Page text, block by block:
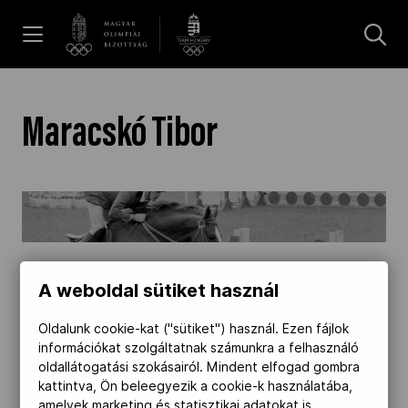
Dakar 2026
Los Angeles 2028
MOB
Maracskó Tibor
A focipályától a moszkvai olimpia ezüstjéig –
Maracskó Tibor 75 éves" />
A focipályától a moszkvai olimpia ezüstjéig –
Maracskó Tibor 75 éves
Akár még válogatott labdarúgó is lehetett
A weboldal sütiket használ
Oldalunk cookie-kat ("sütiket") használ. Ezen fájlok
információkat szolgáltatnak számunkra a felhasználó
oldallátogatási szokásairól. Mindent elfogad gombra
kattintva, Ön beleegyezik a cookie-k használatába,